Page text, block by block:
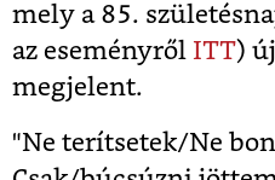
mely a 85.
az eseményről ITT)
megjelent.
"Ne terítsetek/Ne